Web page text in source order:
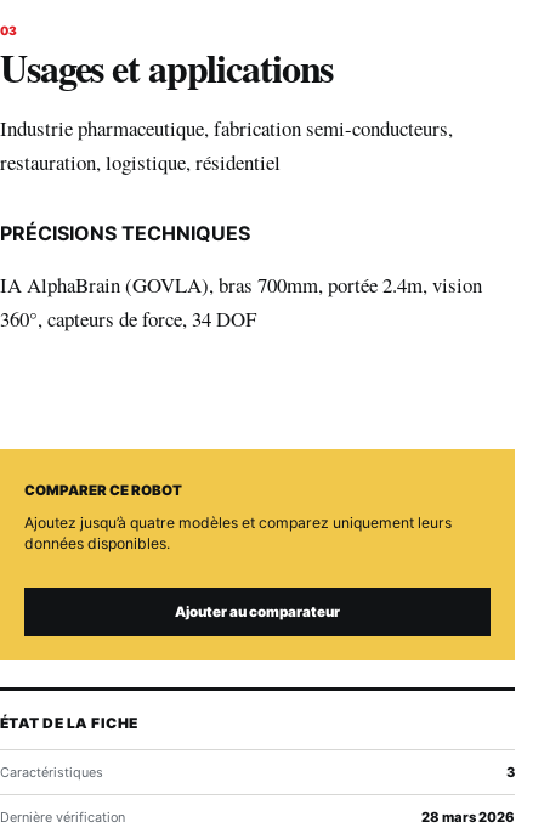
03
Usages et applications
Industrie pharmaceutique, fabrication semi-conducteurs,
restauration, logistique, résidentiel
PRÉCISIONS TECHNIQUES
IA AlphaBrain (GOVLA), bras 700mm, portée 2.4m, vision
360°, capteurs de force, 34 DOF
COMPARER CE ROBOT
Ajoutez jusqu’à quatre modèles et comparez uniquement leurs
données disponibles.
Ajouter au comparateur
ÉTAT DE LA FICHE
Caractéristiques 3
Dernière vérification 28 mars 2026